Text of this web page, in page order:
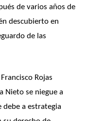
de varios años de
descubierto en
de las
Rojas
Nieto se niegue a
debe a estrategia